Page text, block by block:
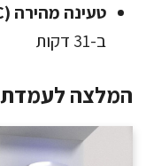
טעינה מהירה (DC):
ב-31 דקות
המלצה לעמדת